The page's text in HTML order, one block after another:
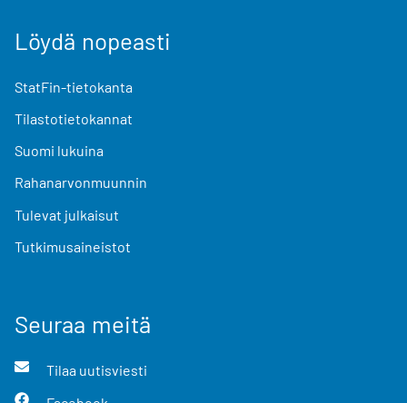
Löydä nopeasti
StatFin-tietokanta
Tilastotietokannat
Suomi lukuina
Rahanarvonmuunnin
Tulevat julkaisut
Tutkimusaineistot
Seuraa meitä
Tilaa uutisviesti